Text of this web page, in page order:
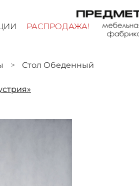
РАСПРОДАЖА!
Стол Обеденный